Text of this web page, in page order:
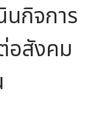
นกิจการ
อสังคม